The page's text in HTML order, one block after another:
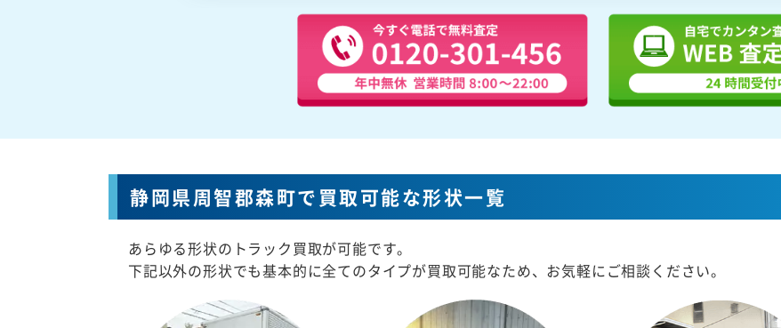
静岡県周智郡森町で買取可能な形状一覧
あらゆる形状のトラック買取が可能です。
下記以外の形状でも基本的に全てのタイプが買取可能なため、お気軽にご相談ください。